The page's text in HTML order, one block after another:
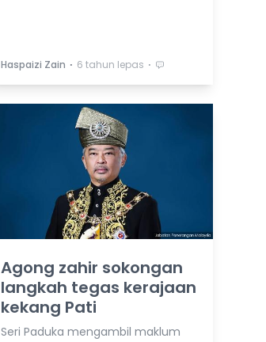
Haspaizi Zain ⋅ 6 tahun lepas ⋅
Agong zahir sokongan
langkah tegas kerajaan
kekang Pati
Seri Paduka mengambil maklum